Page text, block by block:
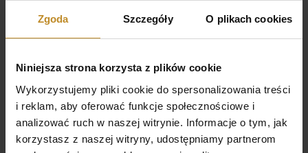
Zgoda Szczegóły O plikach cookies
Niniejsza strona korzysta z plików cookie
Wykorzystujemy pliki cookie do spersonalizowania treści
i reklam, aby oferować funkcje społecznościowe i
analizować ruch w naszej witrynie. Informacje o tym, jak
korzystasz z naszej witryny, udostępniamy partnerom
Powiązane wpisy
Leczenie zespołu cieśni nadgarstka
Artroskopowe leczenie stawów
kolanowych, skokowych i barkowych
Ortopedia
Małoinwazyjne operacje kręgosłupa w
klinice Wilmed